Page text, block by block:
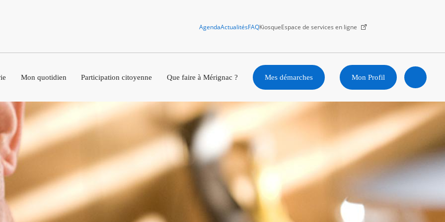
AgendaActualitésFAQKiosqueEspace de services en ligne
Mon quotidien Participation citoyenne Que faire à Mérignac ? Mes démarches Mon Profil
Ouvrir
la